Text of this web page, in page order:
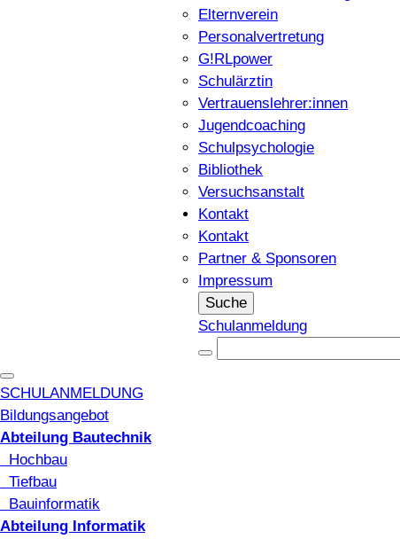
Elternverein
Personalvertretung
G!RLpower
Schulärztin
Vertrauenslehrer:innen
Jugendcoaching
Schulpsychologie
Bibliothek
Versuchsanstalt
Kontakt
Kontakt
Partner & Sponsoren
Impressum
Suche
Schulanmeldung
SCHULANMELDUNG
Bildungsangebot
Abteilung Bautechnik
Hochbau
Tiefbau
Bauinformatik
Abteilung Informatik